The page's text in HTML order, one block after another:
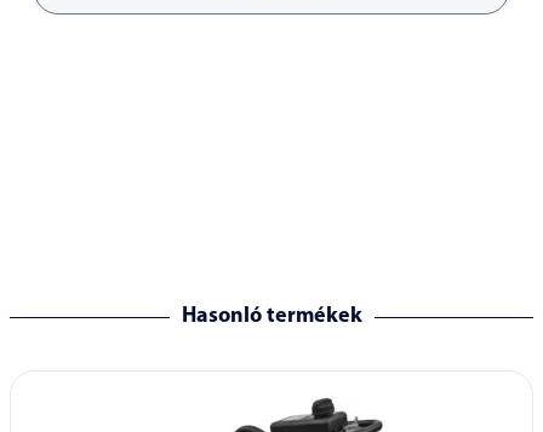
Hasonló termékek